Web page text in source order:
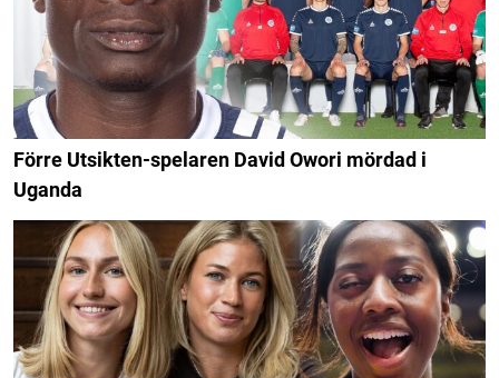
Förre Utsikten-spelaren David Owori mördad i
Uganda